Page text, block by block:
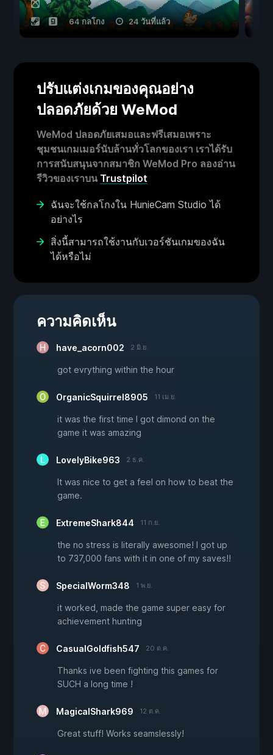
64 กลโกง 24 วันที่แล้ว
ปรับแต่งเกมของคุณอย่าง
ปลอดภัยด้วย WeMod
WeMod ปลอดภัยเสมอและฟรีเสมอเพราะ
ชุมชนเกมเมอร์นับล้านทั่วโลกของเรา เราได้รับ
การสนับสนุนจากสมาชิก WeMod Pro ลองอ่าน
รีวิวของเราบน Trustpilot
ฉันจะใช้กลโกงใน HunieCam Studio ได้
อย่างไร
สิ่งนี้สามารถใช้งานกับเวอร์ชันเกมของฉัน
ได้หรือไม่
ความคิดเห็น
have_acorn002 2 มิ.ย.
got evrything within the hour
OrganicSquirrel8905 11 เม.ย.
it was the first time I got dimond on the
game it was amazing
LovelyBike963 2 ธ.ค.
It was nice to get a feel on how to beat the
game.
ExtremeShark844 11 ก.ย.
the no stress is literally awesome! I got up
to 737,000 fans with it in one of my saves!!
SpecialWorm348 1 พ.ย.
it worked, made the game super easy for
achievement hunting
CasualGoldfish547 20 ต.ค.
Thanks ive been fighting this games for
SUCH a long time !
MagicalShark969 12 ต.ค.
Great stuff! Works seamslessly!